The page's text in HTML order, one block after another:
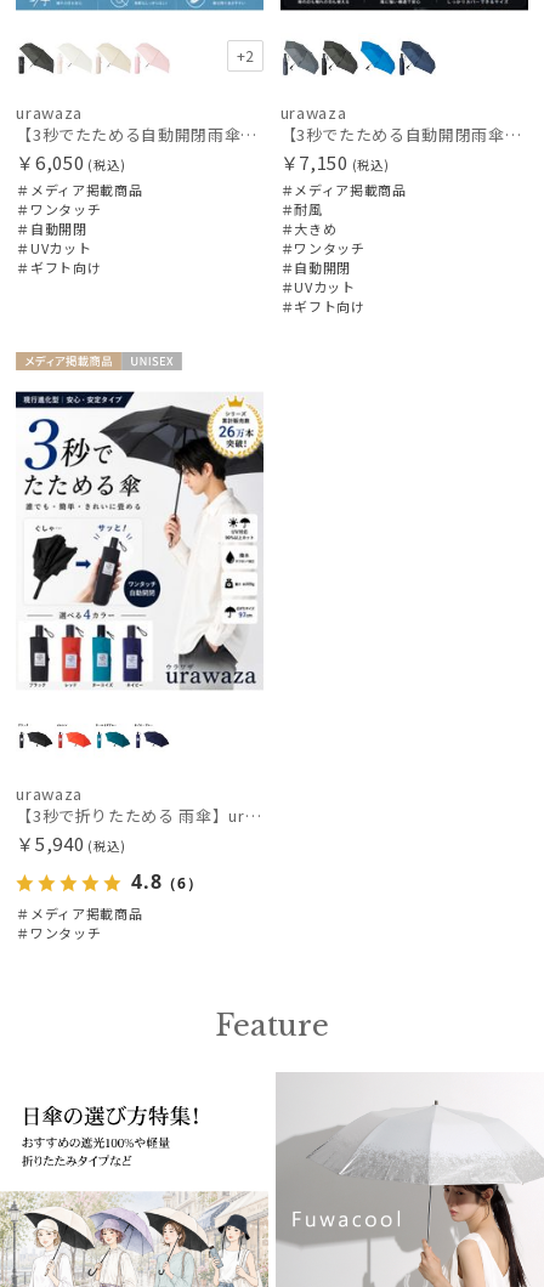
+2
urawaza
【3秒でたためる自動開閉雨傘】urawaza 小町（ウラワザ）Auto plane50 ワンタッチ開閉
￥6,050 (税込)
＃メディア掲載商品
＃ワンタッチ
＃自動開閉
＃UVカット
＃ギフト向け
urawaza
【3秒でたためる自動開閉雨傘】urawaza 無双（ウラワザ）Auto58 ワンタッチ開閉 大きめ 耐風
￥7,150 (税込)
＃メディア掲載商品
＃耐風
＃大きめ
＃ワンタッチ
＃自動開閉
＃UVカット
＃ギフト向け
載商品
X
urawaza
【3秒で折りたためる 雨傘】urawaza (ウラワザ) 無地 プレーン 折りたたみ傘 【公式ムーンバット】 レディース メンズ ユニセックス 男女兼用 晴雨兼用 ジャンプ式 撥水 UV 自動開閉
￥5,940 (税込)
4.8 （6）
＃メディア掲載商品
＃ワンタッチ
Feature